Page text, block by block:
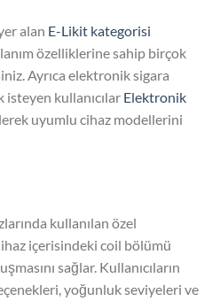
alan E-Likit kategorisi
özelliklerine sahip birçok
Ayrıca elektronik sigara
isteyen kullanıcılar Elektronik
uyumlu cihaz modellerini
kullanılan özel
içerisindeki coil bölümü
sağlar. Kullanıcıların
yoğunluk seviyeleri ve